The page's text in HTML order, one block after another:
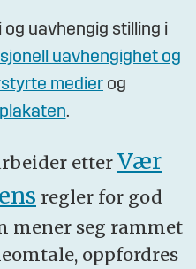
uavhengig stilling i
uavhengighet og
medier og
.
etter Vær
regler for god
mener seg rammet
oppfordres